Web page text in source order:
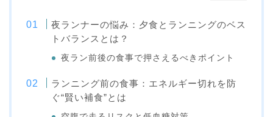
夜ランナーの悩み：夕食とランニングのベス
トバランスとは？
夜ラン前後の食事で押さえるべきポイント
ランニング前の食事：エネルギー切れを防
ぐ“賢い補食”とは